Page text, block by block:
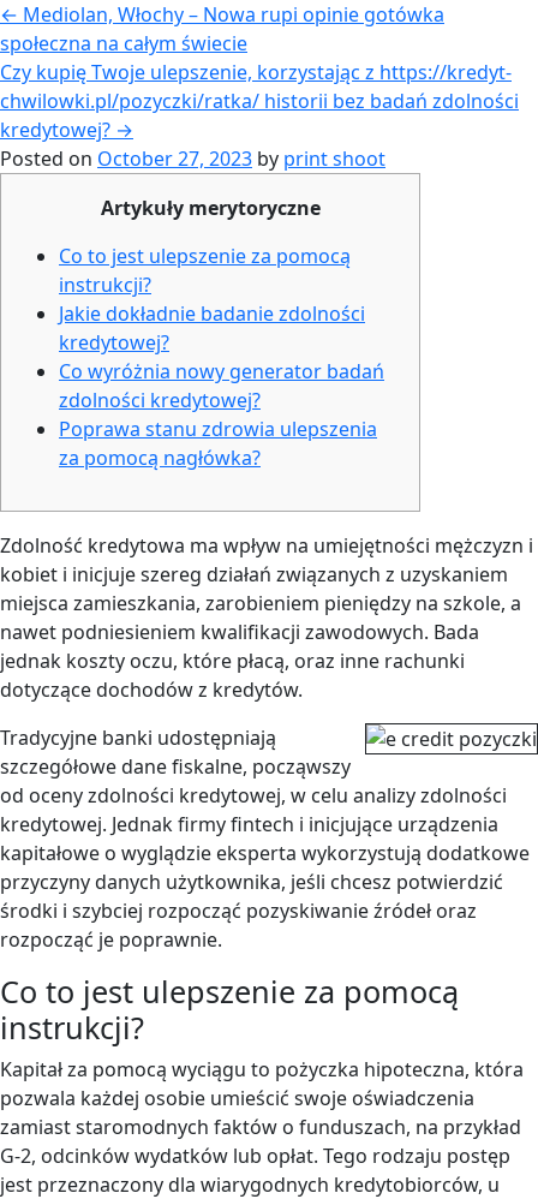
← Mediolan, Włochy – Nowa rupi opinie gotówka
społeczna na całym świecie
Czy kupię Twoje ulepszenie, korzystając z https://kredyt-
chwilowki.pl/pozyczki/ratka/ historii bez badań zdolności
kredytowej? →
Posted on October 27, 2023 by print shoot
Artykuły merytoryczne
Co to jest ulepszenie za pomocą
instrukcji?
Jakie dokładnie badanie zdolności
kredytowej?
Co wyróżnia nowy generator badań
zdolności kredytowej?
Poprawa stanu zdrowia ulepszenia
za pomocą nagłówka?
Zdolność kredytowa ma wpływ na umiejętności mężczyzn i
kobiet i inicjuje szereg działań związanych z uzyskaniem
miejsca zamieszkania, zarobieniem pieniędzy na szkole, a
nawet podniesieniem kwalifikacji zawodowych. Bada
jednak koszty oczu, które płacą, oraz inne rachunki
dotyczące dochodów z kredytów.
Tradycyjne banki udostępniają
szczegółowe dane fiskalne, począwszy
od oceny zdolności kredytowej, w celu analizy zdolności
kredytowej. Jednak firmy fintech i inicjujące urządzenia
kapitałowe o wyglądzie eksperta wykorzystują dodatkowe
przyczyny danych użytkownika, jeśli chcesz potwierdzić
środki i szybciej rozpocząć pozyskiwanie źródeł oraz
rozpocząć je poprawnie.
Co to jest ulepszenie za pomocą
instrukcji?
Kapitał za pomocą wyciągu to pożyczka hipoteczna, która
pozwala każdej osobie umieścić swoje oświadczenia
zamiast staromodnych faktów o funduszach, na przykład
G-2, odcinków wydatków lub opłat. Tego rodzaju postęp
jest przeznaczony dla wiarygodnych kredytobiorców, u